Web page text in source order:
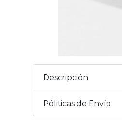
Descripción
Póliticas de Envío